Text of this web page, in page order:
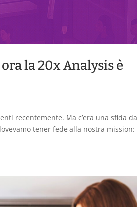
la 20x Analysis è
recentemente. Ma c’era una sfida da
tener fede alla nostra mission: